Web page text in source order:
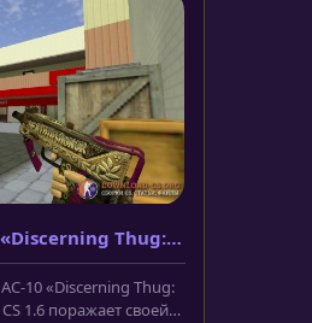
«Discerning Thug:
10 «Discerning Thug:
1.6 поражает своей